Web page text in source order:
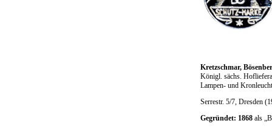
Kretzschmar,
Königl. sächs.
Lampen- und
Serrestr. 5/7, Dresden
Gegründet: 1868 als